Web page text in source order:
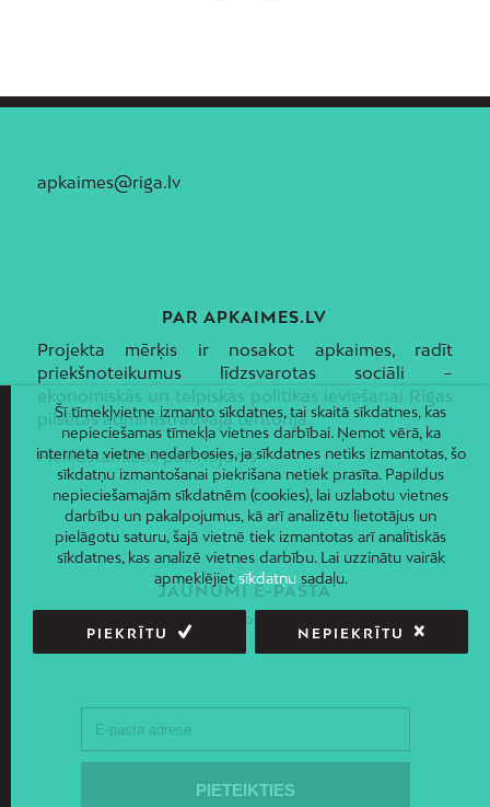
apkaimes@riga.lv
PAR APKAIMES.LV
Projekta mērķis ir nosakot apkaimes, radīt
priekšnoteikumus līdzsvarotas sociāli –
ekonomiskās un telpiskās politikas ieviešanai Rīgas
pilsētas administratīvajā teritorijā.
Piekļūstamības paziņojums
JAUNUMI E-PASTĀ
Piesakies un saņem jaunāko informāciju savā e-pastā!
Šī tīmekļvietne izmanto sīkdatnes, tai skaitā sīkdatnes, kas
nepieciešamas tīmekļa vietnes darbībai. Ņemot vērā, ka
interneta vietne nedarbosies, ja sīkdatnes netiks izmantotas, šo
sīkdatņu izmantošanai piekrišana netiek prasīta. Papildus
nepieciešamajām sīkdatnēm (cookies), lai uzlabotu vietnes
darbību un pakalpojumus, kā arī analizētu lietotājus un
pielāgotu saturu, šajā vietnē tiek izmantotas arī analītiskās
sīkdatnes, kas analizē vietnes darbību. Lai uzzinātu vairāk
apmeklējiet sīkdatņusadaļu.
PIEKRĪTU NEPIEKRĪTU